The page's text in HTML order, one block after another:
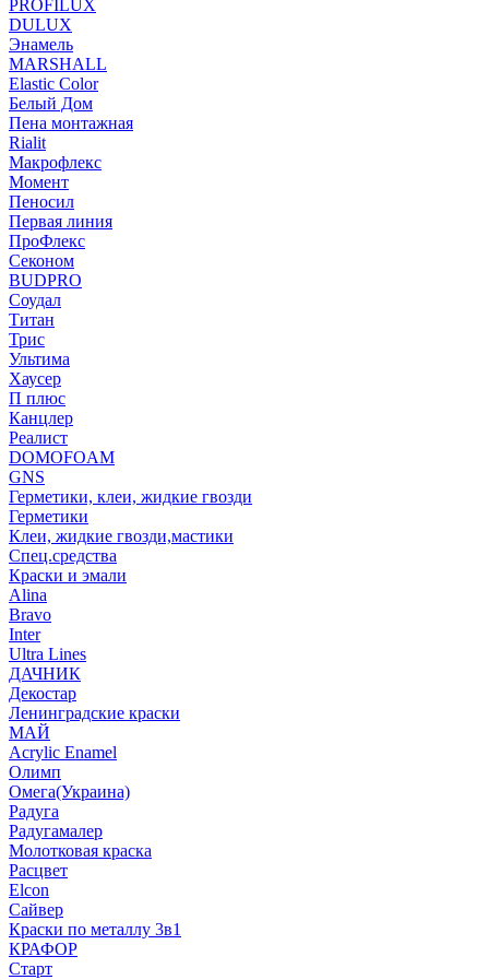
PROFILUX
DULUX
Энамель
MARSHALL
Elastic Color
Белый Дом
Пена монтажная
Rialit
Макрофлекс
Момент
Пеносил
Первая линия
ПроФлекс
Секоном
BUDPRO
Соудал
Титан
Трис
Ультима
Хаусер
П плюс
Канцлер
Реалист
DOMOFOAM
GNS
Герметики, клеи, жидкие гвозди
Герметики
Клеи, жидкие гвозди,мастики
Спец.средства
Краски и эмали
Alina
Bravo
Inter
Ultra Lines
ДАЧНИК
Декостар
Ленинградские краски
МАЙ
Acrylic Enamel
Олимп
Омега(Украина)
Радуга
Радугамалер
Молотковая краска
Расцвет
Elcon
Сайвер
Краски по металлу 3в1
КРАФОР
Старт